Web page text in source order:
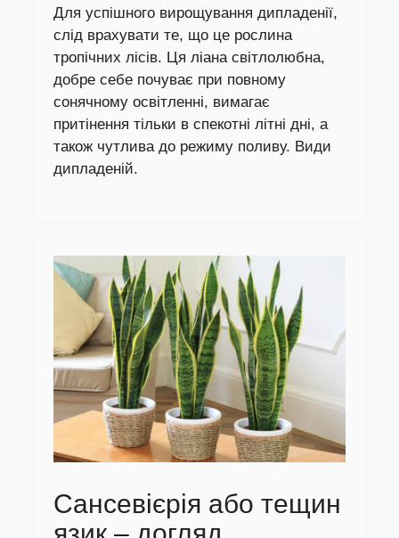
Для успішного вирощування дипладенії,
слід врахувати те, що це рослина
тропічних лісів. Ця ліана світлолюбна,
добре себе почуває при повному
сонячному освітленні, вимагає
притінення тільки в спекотні літні дні, а
також чутлива до режиму поливу. Види
дипладеній.
Сансевієрія або тещин